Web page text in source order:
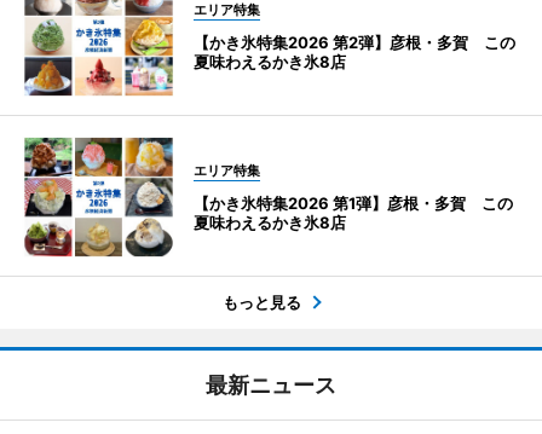
エリア特集
【かき氷特集2026 第2弾】彦根・多賀 この
夏味わえるかき氷8店
エリア特集
【かき氷特集2026 第1弾】彦根・多賀 この
夏味わえるかき氷8店
もっと見る
最新ニュース